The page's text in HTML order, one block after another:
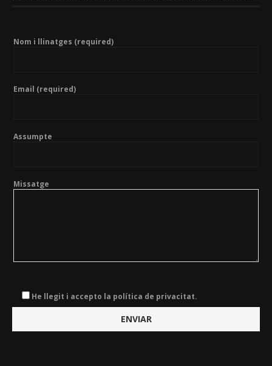
Nom i llinatges (required)
Email (required)
Assumpte
Missatge
He llegit i accepto la política de privacitat.